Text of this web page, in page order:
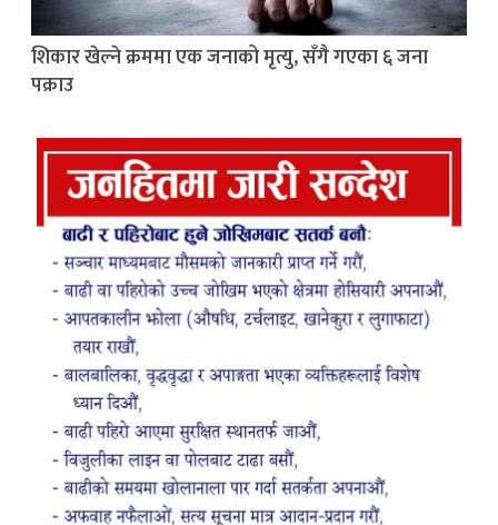
शिकार खेल्ने क्रममा एक जनाको मृत्यु, सँगै गएका ६ जना
पक्राउ